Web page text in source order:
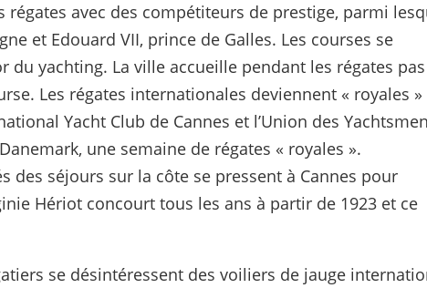
avec des compétiteurs de prestige, parmi
et Edouard VII, prince de Galles. Les courses se
du yachting. La ville accueille pendant les régates pas
Les régates internationales deviennent « royales »
Yacht Club de Cannes et l’Union des
une semaine de régates « royales ».
des séjours sur la côte se pressent à Cannes pour
Hériot concourt tous les ans à partir de 1923 et ce
se désintéressent des voiliers de jauge